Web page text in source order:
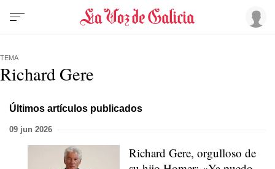
TEMA
Richard Gere
Últimos artículos publicados
09 jun 2026
Richard Gere, orgulloso de